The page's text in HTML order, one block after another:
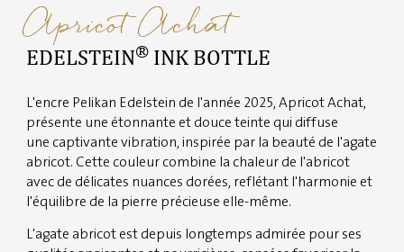
Apricot Achat
EDELSTEIN® INK BOTTLE
L'encre Pelikan Edelstein de l'année 2025, Apricot Achat,
présente une étonnante et douce teinte qui diffuse
une captivante vibration, inspirée par la beauté de l'agate
abricot. Cette couleur combine la chaleur de l'abricot
avec de délicates nuances dorées, reflétant l'harmonie et
l'équilibre de la pierre précieuse elle-même.
L'agate abricot est depuis longtemps admirée pour ses